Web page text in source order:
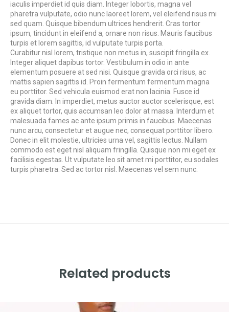
iaculis imperdiet id quis diam. Integer lobortis, magna vel
pharetra vulputate, odio nunc laoreet lorem, vel eleifend risus mi
sed quam. Quisque bibendum ultrices hendrerit. Cras tortor
ipsum, tincidunt in eleifend a, ornare non risus. Mauris faucibus
turpis et lorem sagittis, id vulputate turpis porta.
Curabitur nisl lorem, tristique non metus in, suscipit fringilla ex.
Integer aliquet dapibus tortor. Vestibulum in odio in ante
elementum posuere at sed nisi. Quisque gravida orci risus, ac
mattis sapien sagittis id. Proin fermentum fermentum magna
eu porttitor. Sed vehicula euismod erat non lacinia. Fusce id
gravida diam. In imperdiet, metus auctor auctor scelerisque, est
ex aliquet tortor, quis accumsan leo dolor at massa. Interdum et
malesuada fames ac ante ipsum primis in faucibus. Maecenas
nunc arcu, consectetur et augue nec, consequat porttitor libero.
Donec in elit molestie, ultricies urna vel, sagittis lectus. Nullam
commodo est eget nisl aliquam fringilla. Quisque non mi eget ex
facilisis egestas. Ut vulputate leo sit amet mi porttitor, eu sodales
turpis pharetra. Sed ac tortor nisl. Maecenas vel sem nunc.
Related products